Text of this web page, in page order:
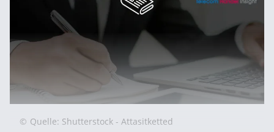
© Quelle: Shutterstock - Attasitketted